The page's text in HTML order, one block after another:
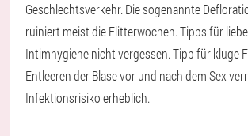
Geschlechtsverkehr. Die sogenannte
ruiniert meist die Flitterwochen. Tipps für
Intimhygiene nicht vergessen. Tipp für kluge
Entleeren der Blase vor und nach dem Sex
Infektionsrisiko erheblich.